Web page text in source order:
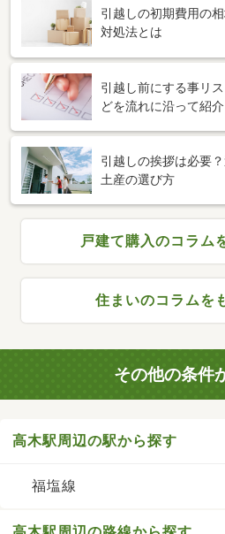
引越しの初期費用の
対処法とは
引越し前にする事リ
どを流れに沿って紹介
引越しの挨拶は必要
土産の選び方
戸建て購入のコラム
住まいのコラムを
その他の条件
高木駅周辺の駅から探す
福塩線